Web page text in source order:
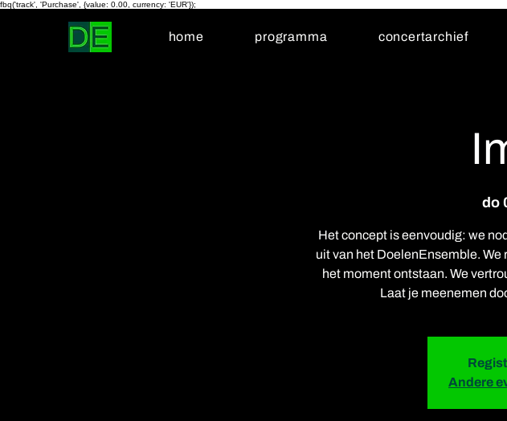
fbq('track', 'Purchase', {value: 0.00, currency: 'EUR'});
home programma concertarchief
do
Het concept is eenvoudig: we
uit van het DoelenEnsemble. We
het moment ontstaan. We
Laat je meenemen
Andere